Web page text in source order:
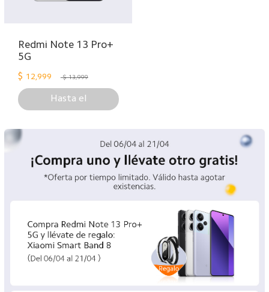
Redmi Note 13 Pro+
5G
$ 12,999 $ 13,999
Hasta el